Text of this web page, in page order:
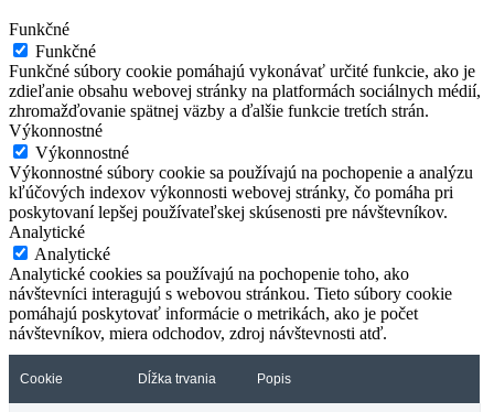
Funkčné
Funkčné
Funkčné súbory cookie pomáhajú vykonávať určité funkcie, ako je
zdieľanie obsahu webovej stránky na platformách sociálnych médií,
zhromažďovanie spätnej väzby a ďalšie funkcie tretích strán.
Výkonnostné
Výkonnostné
Výkonnostné súbory cookie sa používajú na pochopenie a analýzu
kľúčových indexov výkonnosti webovej stránky, čo pomáha pri
poskytovaní lepšej používateľskej skúsenosti pre návštevníkov.
Analytické
Analytické
Analytické cookies sa používajú na pochopenie toho, ako
návštevníci interagujú s webovou stránkou. Tieto súbory cookie
pomáhajú poskytovať informácie o metrikách, ako je počet
návštevníkov, miera odchodov, zdroj návštevnosti atď.
Cookie Dĺžka trvania Popis